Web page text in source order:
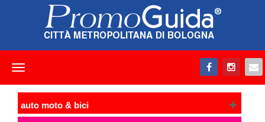
Toggle
auto moto & bici